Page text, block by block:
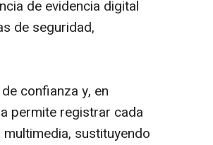
de evidencia digital
de seguridad,
confianza y, en
permite registrar cada
sustituyendo